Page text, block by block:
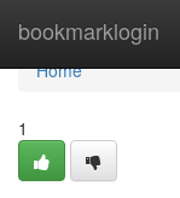
bookmarklogin
Home
Home
1